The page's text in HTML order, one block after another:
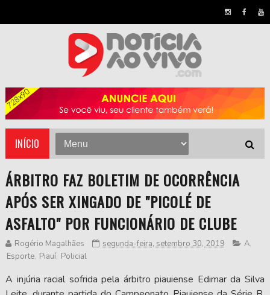
INÍCIO
ÁRBITRO FAZ BOLETIM DE OCORRÊNCIA
APÓS SER XINGADO DE "PICOLÉ DE
ASFALTO" POR FUNCIONÁRIO DE CLUBE
Rogério Magalhães segunda-feira, setembro 30, 2019 A,
Esporte, Piauí, Policial
A injúria racial sofrida pela árbitro piauiense Edimar da Silva